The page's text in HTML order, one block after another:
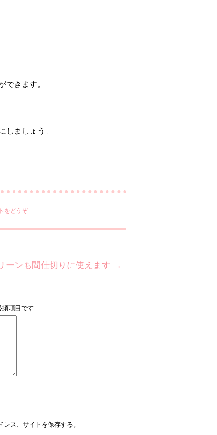
できます。
しましょう。
をどうぞ
ーンも間仕切りに使えます →
須項目です
ス、サイトを保存する。